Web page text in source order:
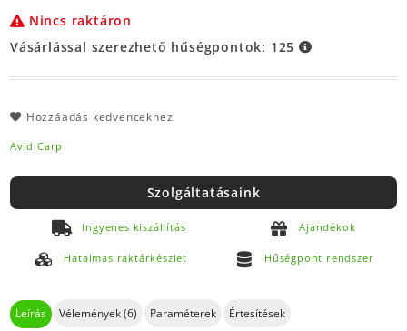
Nincs raktáron
Vásárlással szerezhető hűségpontok: 125
Hozzáadás kedvencekhez
Avid Carp
Szolgáltatásaink
Ingyenes kiszállítás Ajándékok
Hatalmas raktárkészlet Hűségpont rendszer
Leírás Vélemények (6) Paraméterek Értesítések